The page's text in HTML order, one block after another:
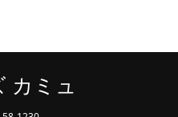
カミュ